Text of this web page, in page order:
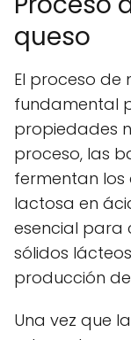
queso
El proceso de
fundamental
propiedades
proceso, las
fermentan
lactosa en
esencial para
sólidos
producción
Una vez que